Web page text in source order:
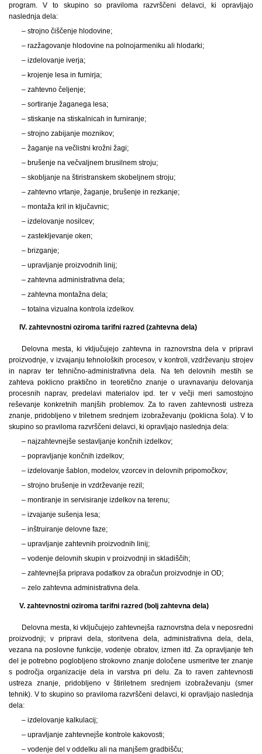
program. V to skupino so praviloma razvrščeni delavci, ki opravljajo
naslednja dela:
– strojno čiščenje hlodovine;
– razžagovanje hlodovine na polnojarmeniku ali hlodarki;
– izdelovanje iverja;
– krojenje lesa in furnirja;
– zahtevno čeljenje;
– sortiranje žaganega lesa;
– stiskanje na stiskalnicah in furniranje;
– strojno zabijanje moznikov;
– žaganje na večlistni krožni žagi;
– brušenje na večvaljnem brusilnem stroju;
– skobljanje na štiristranskem skobeljnem stroju;
– zahtevno vrtanje, žaganje, brušenje in rezkanje;
– montaža kril in ključavnic;
– izdelovanje nosilcev;
– zastekljevanje oken;
– brizganje;
– upravljanje proizvodnih linij;
– zahtevna administrativna dela;
– zahtevna montažna dela;
– totalna vizualna kontrola izdelkov.
IV. zahtevnostni oziroma tarifni razred (zahtevna dela)
Delovna mesta, ki vključujejo zahtevna in raznovrstna dela v pripravi
proizvodnje, v izvajanju tehnoloških procesov, v kontroli, vzdrževanju strojev
in naprav ter tehnično-administrativna dela. Na teh delovnih mestih se
zahteva poklicno praktično in teoretično znanje o uravnavanju delovanja
procesnih naprav, predelavi materialov ipd. ter v večji meri samostojno
reševanje konkretnih manjših problemov. Za to raven zahtevnosti ustreza
znanje, pridobljeno v triletnem srednjem izobraževanju (poklicna šola). V to
skupino so praviloma razvrščeni delavci, ki opravljajo naslednja dela:
– najzahtevnejše sestavljanje končnih izdelkov;
– popravljanje končnih izdelkov;
– izdelovanje šablon, modelov, vzorcev in delovnih pripomočkov;
– strojno brušenje in vzdrževanje rezil;
– montiranje in servisiranje izdelkov na terenu;
– izvajanje sušenja lesa;
– inštruiranje delovne faze;
– upravljanje zahtevnih proizvodnih linij;
– vodenje delovnih skupin v proizvodnji in skladiščih;
– zahtevnejša priprava podatkov za obračun proizvodnje in OD;
– zelo zahtevna administrativna dela.
V. zahtevnostni oziroma tarifni razred (bolj zahtevna dela)
Delovna mesta, ki vključujejo zahtevnejša raznovrstna dela v neposredni
proizvodnji; v pripravi dela, storitvena dela, administrativna dela, dela,
vezana na poslovne funkcije, vodenje obratov, izmen itd. Za opravljanje teh
del je potrebno poglobljeno strokovno znanje določene usmeritve ter znanje
s področja organizacije dela in varstva pri delu. Za to raven zahtevnosti
ustreza znanje, pridobljeno v štiriletnem srednjem izobraževanju (smer
tehnik). V to skupino so praviloma razvrščeni delavci, ki opravljajo naslednja
dela:
– izdelovanje kalkulacij;
– upravljanje zahtevnejše kontrole kakovosti;
– vodenje del v oddelku ali na manjšem gradbišču;